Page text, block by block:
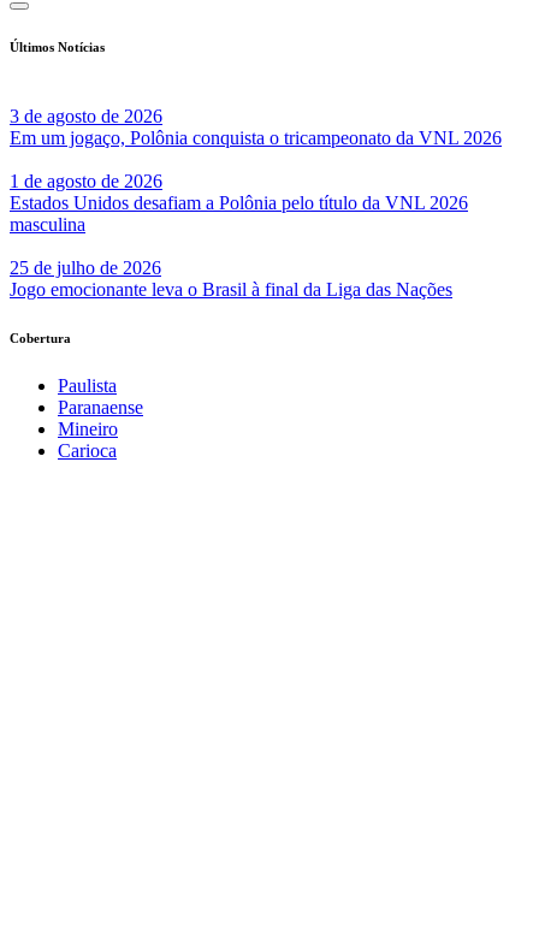
Últimos Notícias
3 de agosto de 2026
Em um jogaço, Polônia conquista o tricampeonato da VNL 2026
1 de agosto de 2026
Estados Unidos desafiam a Polônia pelo título da VNL 2026
masculina
25 de julho de 2026
Jogo emocionante leva o Brasil à final da Liga das Nações
Cobertura
Paulista
Paranaense
Mineiro
Carioca